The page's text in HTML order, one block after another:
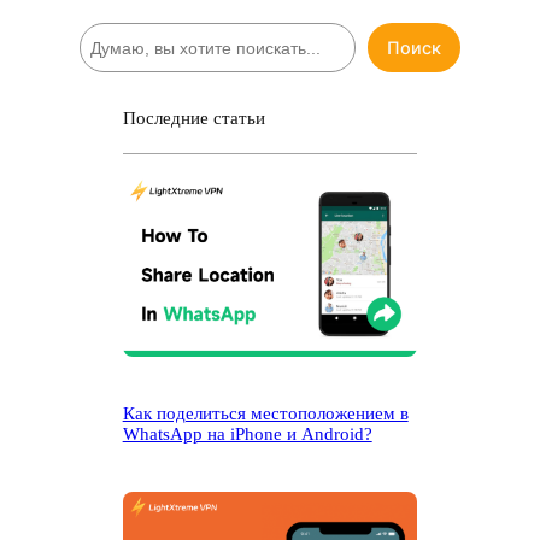
П
о
Поиск
Последние статьи
Как поделиться местоположением в
WhatsApp на iPhone и Android?